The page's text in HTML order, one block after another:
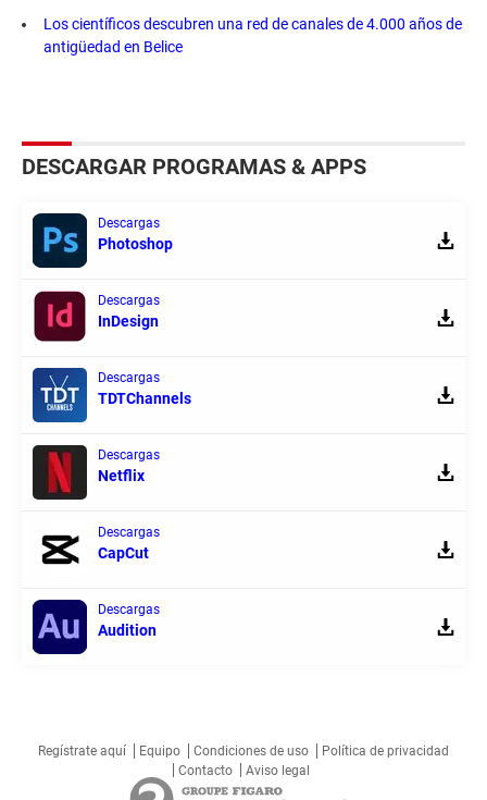
Los científicos descubren una red de canales de 4.000 años de
antigüedad en Belice
DESCARGAR PROGRAMAS & APPS
Descargas
Photoshop
Descargas
InDesign
Descargas
TDTChannels
Descargas
Netflix
Descargas
CapCut
Descargas
Audition
Regístrate aquí Equipo Condiciones de uso
Política de privacidad
Contacto
Aviso legal